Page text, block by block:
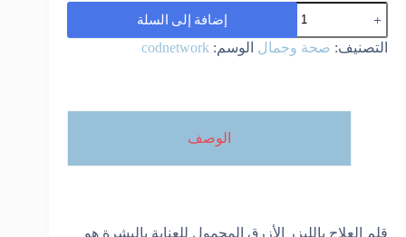
كمية
Thérapie
Laser
Portable
إضافة إلى السلة
التصنيف: صحة وجمال الوسم: codnetwork
الوصف
قلم العلاج بالليزر الأزرق المحمول للعناية بالبشرة هو